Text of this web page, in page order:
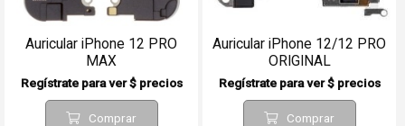
Auricular iPhone 12 PRO
MAX
Regístrate para ver $ precios
Comprar
Auricular iPhone 12/12 PRO
ORIGINAL
Regístrate para ver $ precios
Comprar